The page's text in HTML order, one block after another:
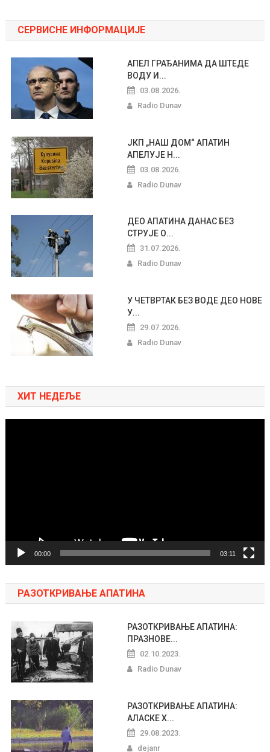
СЕРВИСНЕ ИНФОРМАЦИЈЕ
АПЕЛ ГРАЂАНИМА ДА ШТЕДЕ
ВОДУ И...
03.08.2026.
Radio Dunav
ЈКП „НАШ ДОМ“ АПАТИН
АПЕЛУЈЕ Н...
03.08.2026.
Radio Dunav
ДЕО АПАТИНА ДАНАС БЕЗ
СТРУЈЕ О...
31.07.2026.
Radio Dunav
У ЧЕТВРТАК БЕЗ ВОДЕ ДЕО НОВЕ
У...
29.07.2026.
Radio Dunav
ХИТ НЕДЕЉЕ
00:00 03:11
РАЗОТКРИВАЊЕ АПАТИНА
РАЗОТКРИВАЊЕ АПАТИНА:
ПРАЗНОВЕ...
02.10.2023.
Radio Dunav
РАЗОТКРИВАЊЕ АПАТИНА:
АЛАСКЕ Х...
29.08.2023.
dejanr